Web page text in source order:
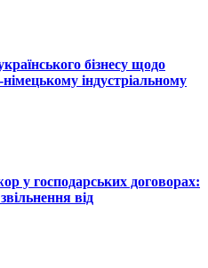
бізнесу щодо
індустріальному
у господарських договорах:
від